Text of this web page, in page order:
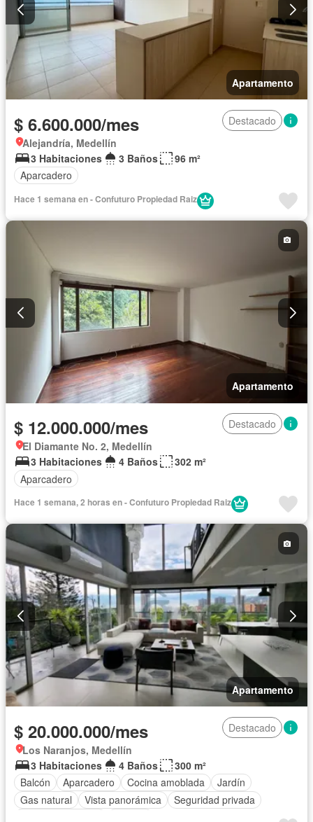
Apartamento
$ 6.600.000/mes
Destacado
Alejandría, Medellín
3 Habitaciones
3 Baños
96 m²
Aparcadero
Hace 1 semana en - Confuturo Propiedad Raiz
Apartamento
$ 12.000.000/mes
Destacado
El Diamante No. 2, Medellín
3 Habitaciones
4 Baños
302 m²
Aparcadero
Hace 1 semana, 2 horas en - Confuturo Propiedad Raiz
Apartamento
$ 20.000.000/mes
Destacado
Los Naranjos, Medellín
3 Habitaciones
4 Baños
300 m²
Balcón
Aparcadero Cocina amoblada
Jardín
Gas natural
Vista panorámica
Seguridad privada